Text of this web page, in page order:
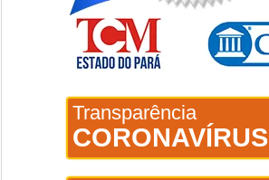
Transparência
CORONAVÍRUS